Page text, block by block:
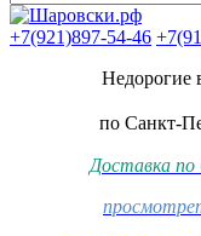
+7(921)897-54-46
Недорогие
по Санкт-
Доставка по